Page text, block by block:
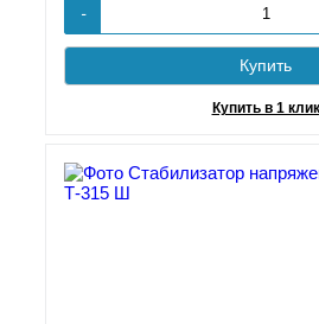
-
Купить
Купить в 1 клик